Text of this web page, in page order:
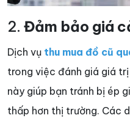
2. Đảm bảo giá
Dịch vụ thu mua đồ cũ
trong việc đánh giá giá
này giúp bạn tránh bị ép
thấp hơn thị trường. Các